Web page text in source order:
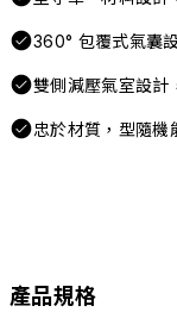
360° 包覆式氣囊
雙側減壓氣室設計
忠於材質，型隨機
產品規格